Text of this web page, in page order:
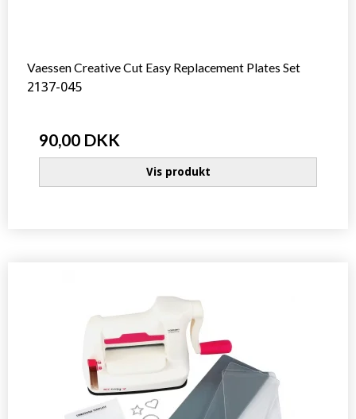
Vaessen Creative Cut Easy Replacement Plates Set
2137-045
90,00 DKK
Vis produkt